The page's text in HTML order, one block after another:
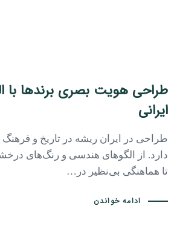
طراحی هویت بصری برندها با
ایرانی
طراحی در ایران ریشه در تاریخ و
دارد. از الگوهای هندسی و رنگ‌های
تا هماهنگی بی‌نظیر در…
ادامه خواندن